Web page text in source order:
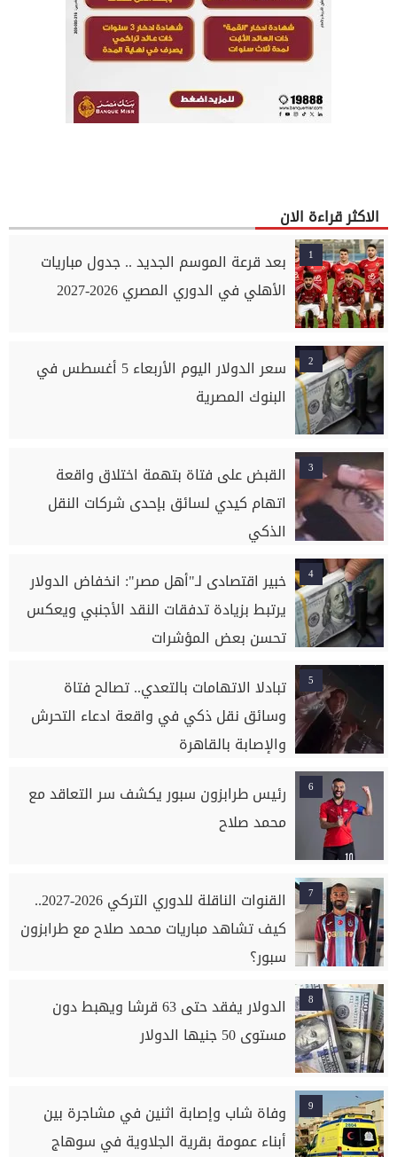
الاكثر قراءة الان
1
بعد قرعة الموسم الجديد .. جدول مباريات
الأهلي في الدوري المصري 2026-2027
2
سعر الدولار اليوم الأربعاء 5 أغسطس في
البنوك المصرية
3
القبض على فتاة بتهمة اختلاق واقعة
اتهام كيدي لسائق بإحدى شركات النقل
الذكي
4
خبير اقتصادى لـ"أهل مصر": انخفاض الدولار
يرتبط بزيادة تدفقات النقد الأجنبي ويعكس
تحسن بعض المؤشرات
5
تبادلا الاتهامات بالتعدي.. تصالح فتاة
وسائق نقل ذكي في واقعة ادعاء التحرش
والإصابة بالقاهرة
6
رئيس طرابزون سبور يكشف سر التعاقد مع
محمد صلاح
7
القنوات الناقلة للدوري التركي 2026-2027..
كيف تشاهد مباريات محمد صلاح مع طرابزون
سبور؟
8
الدولار يفقد حتى 63 قرشا ويهبط دون
مستوى 50 جنيها الدولار
9
وفاة شاب وإصابة اثنين في مشاجرة بين
أبناء عمومة بقرية الجلاوية في سوهاج